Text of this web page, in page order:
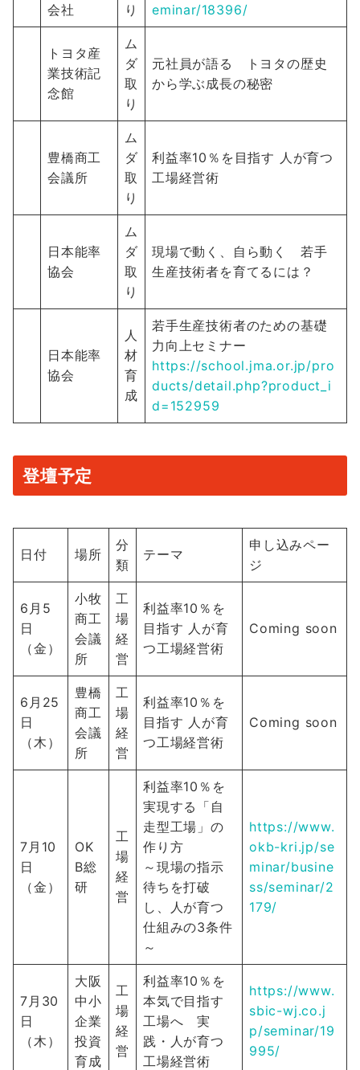
会社 り eminar/18396/
トヨタ産
業技術記
念館
ム
ダ
取
り
元社員が語る トヨタの歴史
から学ぶ成長の秘密
豊橋商工
会議所
ム
ダ
取
り
利益率10％を目指す 人が育つ
工場経営術
日本能率
協会
ム
ダ
取
り
現場で動く、自ら動く 若手
生産技術者を育てるには？
日本能率
協会
人
材
育
成
若手生産技術者のための基礎
力向上セミナー
https://school.jma.or.jp/pro
ducts/detail.php?product_i
d=152959
登壇予定
日付 場所
分
類
テーマ
申し込みペー
ジ
6月5
日
（金）
小牧
商工
会議
所
工
場
経
営
利益率10％を
目指す 人が育
つ工場経営術
Coming soon
6月25
日
（木）
豊橋
商工
会議
所
工
場
経
営
利益率10％を
目指す 人が育
つ工場経営術
Coming soon
7月10
日
（金）
OK
B総
研
工
場
経
営
利益率10％を
実現する「自
走型工場」の
作り方
～現場の指示
待ちを打破
し、人が育つ
仕組みの3条件
～
https://www.
okb-kri.jp/se
minar/busine
ss/seminar/2
179/
7月30
日
（木）
大阪
中小
企業
投資
育成
工
場
経
営
利益率10％を
本気で目指す
工場へ 実
践・人が育つ
工場経営術
https://www.
sbic-wj.co.j
p/seminar/19
995/